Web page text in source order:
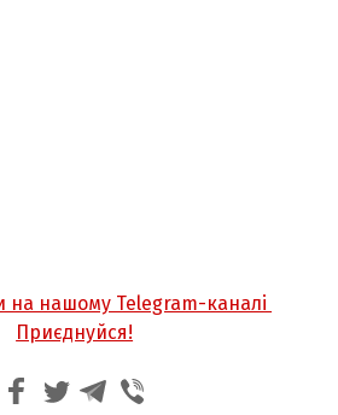
на нашому Telegram-каналі
Приєднуйся!